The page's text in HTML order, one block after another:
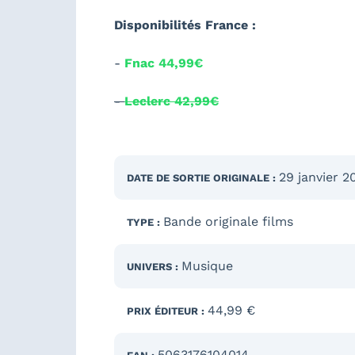
Disponibilités France :
- Fnac 44,99€
-Leclerc 42,99€
DATE DE SORTIE ORIGINALE : 29 janvier
TYPE : Bande originale films
UNIVERS : Musique
PRIX ÉDITEUR : 44,99 €